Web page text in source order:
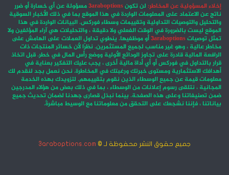
إخلاء المسؤولية عن المخاطر: لن تكون3araboptionsمسؤولة عن أي خسارة أو ضرر
ناتج عن الاعتماد على المعلومات الواردة في هذا الموقع بما في ذلك الأخبار السوقية
والتحليل والتوصيات التداولية وتقييمات وسطاء فوركس. البيانات الواردة في هذا
الموقع ليست بالضرورة في الوقت الفعلي ولا دقيقة ، والتحليلات هي آراء المؤلفين ولا
تمثل توصيات3araboptionsأو موظفيها. ينطوي تداول العملات على الهامش على
مخاطر عالية ، وهو غير مناسب لجميع المستثمرين. نظرًا لأن خسائر المنتجات ذات
الرافعة المالية قادرة على تجاوز الودائع الأولية ووضع رأس المال في خطر. قبل اتخاذ
قرار بالتداول في فوركس أو أي أداة مالية أخرى ، يجب عليك التفكير بعناية في
أهدافك الاستثمارية ومستوى خبرتك ورغبتك في المخاطرة. نحن نعمل بجد لنقدم لك
معلومات قيمة عن جميع الوسطاء الذين نقوم بتقييمهم. لتزويدك بهذه الخدمة
المجانية ، نتلقى رسوم إعلانات من الوسطاء ، بما في ذلك بعض من هؤلاء المدرجين
ضمن تصنيفاتنا وعلى هذه الصفحة. بينما نبذل قصارى جهدنا لضمان تحديث جميع
بياناتنا ، فإننا نشجعك على التحقق من معلوماتنا مع الوسيط مباشرةً.
جميع حقوق النشر محفوظة لـ © 3araboptions.com